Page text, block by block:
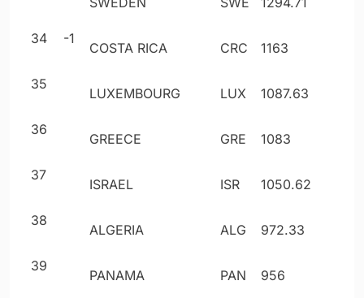
34 -1
COSTA RICA CRC 1163
35
LUXEMBOURG LUX 1087.63
36
GREECE GRE 1083
37
ISRAEL ISR 1050.62
38
ALGERIA ALG 972.33
39
PANAMA PAN 956